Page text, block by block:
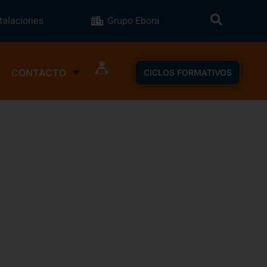
Grupo Ebora
CONTACTO CICLOS FORMATIVOS